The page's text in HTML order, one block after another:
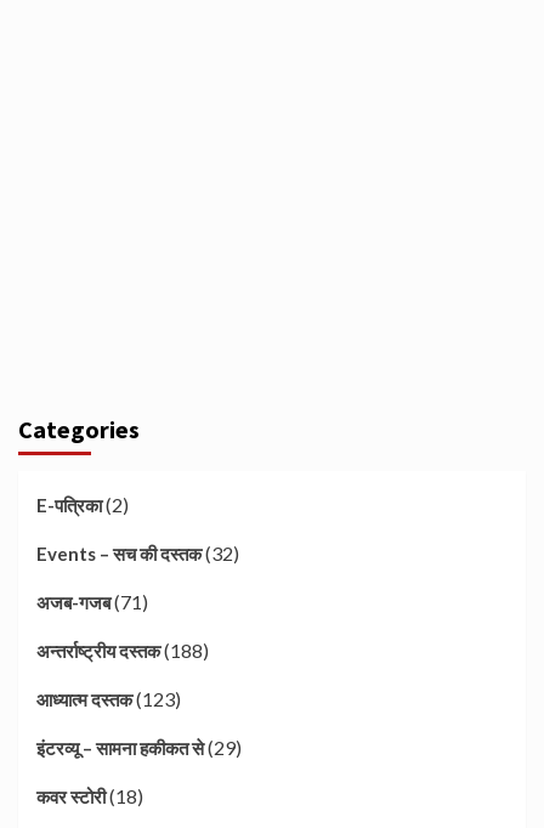
Categories
E-पत्रिका(2)
Events – सच की दस्तक(32)
अजब-गजब(71)
अन्तर्राष्ट्रीय दस्तक(188)
आध्यात्म दस्तक(123)
इंटरव्यू – सामना हकीकत से(29)
कवर स्टोरी(18)